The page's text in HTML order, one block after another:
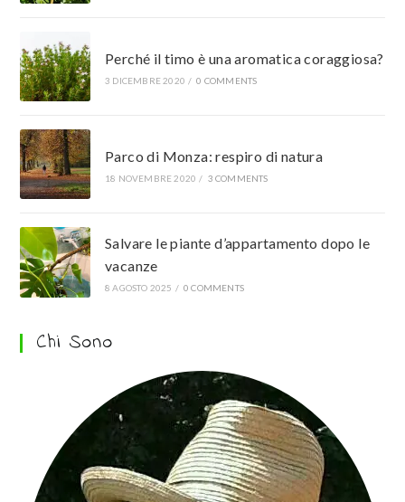
Perché il timo è una aromatica coraggiosa?
3 DICEMBRE 2020 / 0 COMMENTS
Parco di Monza: respiro di natura
18 NOVEMBRE 2020 / 3 COMMENTS
Salvare le piante d’appartamento dopo le
vacanze
8 AGOSTO 2025 / 0 COMMENTS
Chi Sono